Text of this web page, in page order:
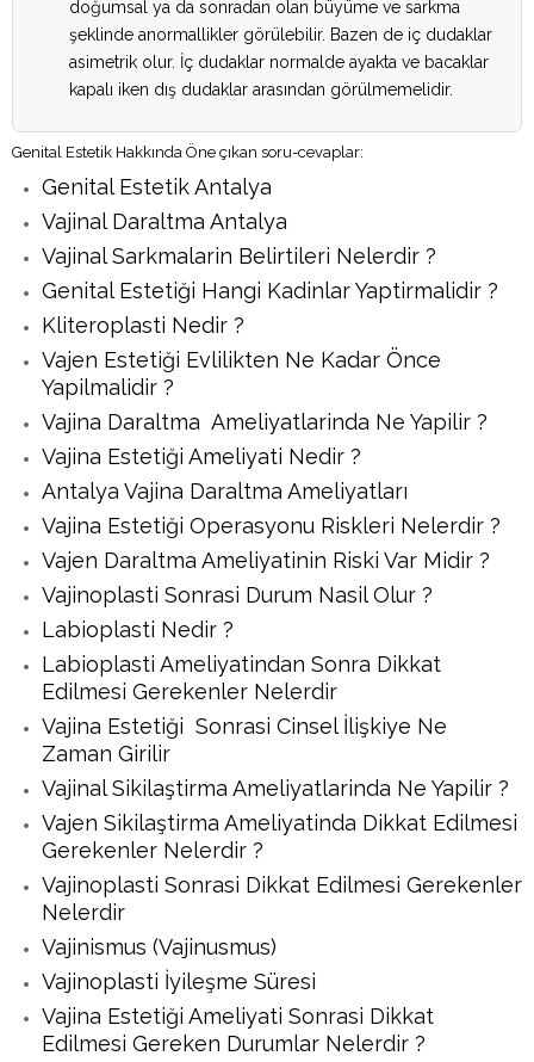
doğumsal ya da sonradan olan büyüme ve sarkma
şeklinde anormallikler görülebilir. Bazen de iç dudaklar
asimetrik olur. İç dudaklar normalde ayakta ve bacaklar
kapalı iken dış dudaklar arasından görülmemelidir.
Genital Estetik Hakkında Öne çıkan soru-cevaplar:
Genital Estetik Antalya
Vajinal Daraltma Antalya
Vajinal Sarkmalarin Belirtileri Nelerdir ?
Genital Estetiği Hangi Kadinlar Yaptirmalidir ?
Kliteroplasti Nedir ?
Vajen Estetiği Evlilikten Ne Kadar Önce
Yapilmalidir ?
Vajina Daraltma Ameliyatlarinda Ne Yapilir ?
Vajina Estetiği Ameliyati Nedir ?
Antalya Vajina Daraltma Ameliyatları
Vajina Estetiği Operasyonu Riskleri Nelerdir ?
Vajen Daraltma Ameliyatinin Riski Var Midir ?
Vajinoplasti Sonrasi Durum Nasil Olur ?
Labioplasti Nedir ?
Labioplasti Ameliyatindan Sonra Dikkat
Edilmesi Gerekenler Nelerdir
Vajina Estetiği Sonrasi Cinsel İlişkiye Ne
Zaman Girilir
Vajinal Sikilaştirma Ameliyatlarinda Ne Yapilir ?
Vajen Sikilaştirma Ameliyatinda Dikkat Edilmesi
Gerekenler Nelerdir ?
Vajinoplasti Sonrasi Dikkat Edilmesi Gerekenler
Nelerdir
Vajinismus (Vajinusmus)
Vajinoplasti İyileşme Süresi
Vajina Estetiği Ameliyati Sonrasi Dikkat
Edilmesi Gereken Durumlar Nelerdir ?